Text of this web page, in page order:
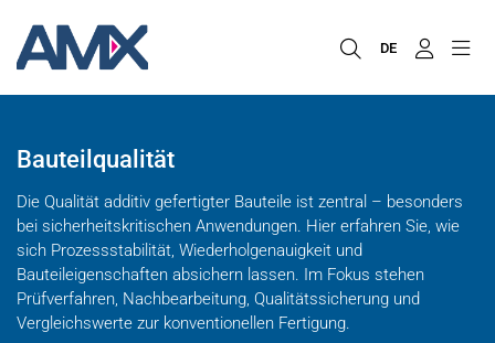
DE
Bauteilqualität
Die Qualität additiv gefertigter Bauteile ist zentral – besonders
bei sicherheitskritischen Anwendungen. Hier erfahren Sie, wie
sich Prozessstabilität, Wiederholgenauigkeit und
Bauteileigenschaften absichern lassen. Im Fokus stehen
Prüfverfahren, Nachbearbeitung, Qualitätssicherung und
Vergleichswerte zur konventionellen Fertigung.